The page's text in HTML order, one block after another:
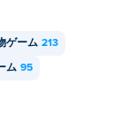
ゲーム 213
ム 95